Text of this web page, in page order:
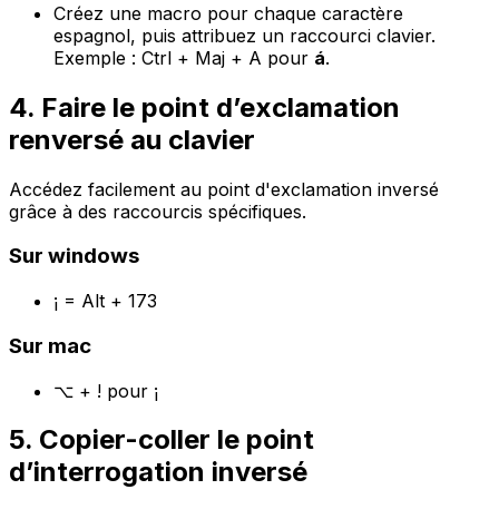
Créez une macro pour chaque caractère
espagnol, puis attribuez un raccourci clavier.
Exemple : Ctrl + Maj + A pour á.
4. Faire le point d’exclamation
renversé au clavier
Accédez facilement au point d'exclamation inversé
grâce à des raccourcis spécifiques.
Sur windows
¡ = Alt + 173
Sur mac
⌥ + ! pour ¡
5. Copier-coller le point
d’interrogation inversé